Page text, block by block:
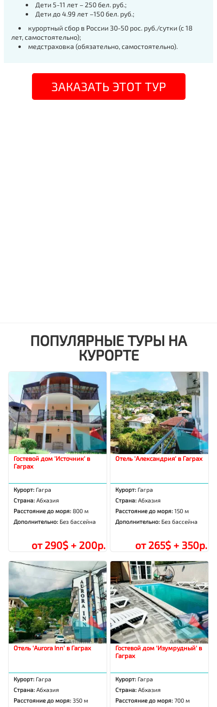
Дети 5-11 лет – 250 бел. руб.;
Дети до 4.99 лет –150 бел. руб.;
курортный сбор в России 30-50 рос. руб./сутки (с 18
лет, самостоятельно);
медстраховка (обязательно, самостоятельно).
ЗАКАЗАТЬ ЭТОТ ТУР
ПОПУЛЯРНЫЕ ТУРЫ НА
КУРОРТЕ
Гостевой дом 'Источник' в
Гаграх
Курорт: Гагра
Страна:Абхазия
Расстояние до моря:800 м
Дополнительно: Без бассейна
от 290$ + 200р.
Отель 'Александрия' в Гаграх
Курорт: Гагра
Страна:Абхазия
Расстояние до моря:150 м
Дополнительно: Без бассейна
от 265$ + 350р.
Отель 'Aurora Inn' в Гаграх
Курорт: Гагра
Страна:Абхазия
Расстояние до моря: 350 м
Гостевой дом 'Изумрудный' в
Гаграх
Курорт: Гагра
Страна:Абхазия
Расстояние до моря:700 м